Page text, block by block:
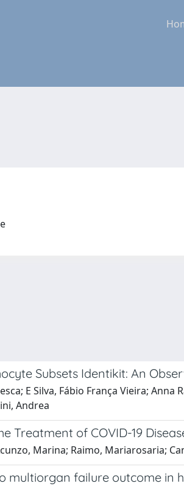
Subsets Identikit: An
E Silva, Fábio França Vieira;
Andrea
Treatment of COVID-19
Marina; Raimo, Mariarosaria;
failure outcome in